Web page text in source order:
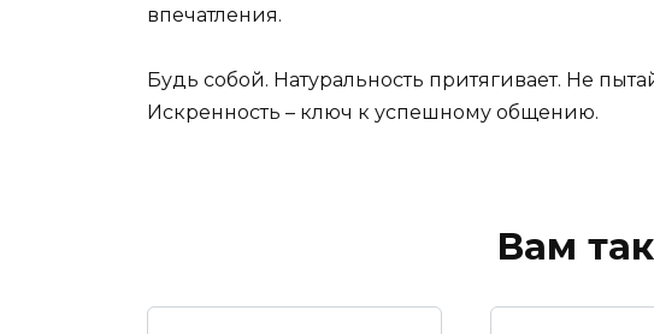
впечатления.
Будь собой. Натуральность притягивает. Не
Искренность – ключ к успешному общению.
Вам